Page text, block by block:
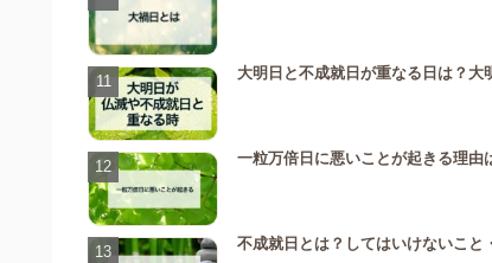
大明日と不成就日が重なる日は？
一粒万倍日に悪いことが起きる理由
不成就日とは？してはいけないこ